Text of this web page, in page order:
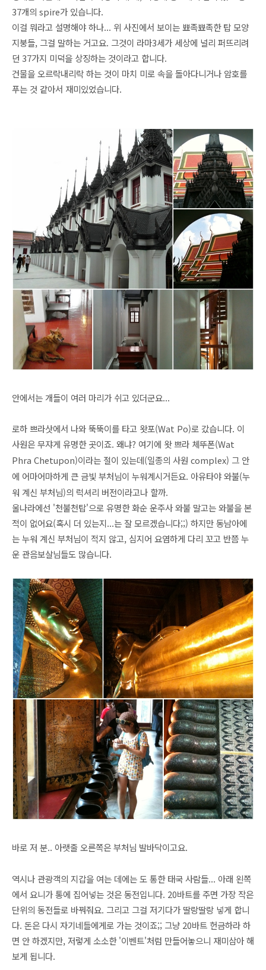
37개의 spire가 있습니다.
이걸 뭐라고 설명해야 하나... 위 사진에서 보이는 뾰족뾰족한 탑 모양
지붕들, 그걸 말하는 거고요. 그것이 라마3세가 세상에 널리 퍼뜨리려
던 37가지 미덕을 상징하는 것이라고 합니다.
건물을 오르락내리락 하는 것이 마치 미로 속을 돌아다니거나 암호를
푸는 것 같아서 재미있었습니다.
안에서는 개들이 여러 마리가 쉬고 있더군요...
로하 쁘라삿에서 나와 뚝뚝이를 타고 왓포(Wat Po)로 갔습니다. 이
사원은 무쟈게 유명한 곳이죠. 왜냐? 여기에 왓 쁘라 체뚜폰(Wat
Phra Chetupon)이라는 절이 있는데(일종의 사원 complex) 그 안
에 어마어마하게 큰 금빛 부처님이 누워계시거든요. 아유타야 와불(누
워 계신 부처님)의 럭셔리 버전이라고나 할까.
울나라에선 '천불천탑'으로 유명한 화순 운주사 와불 말고는 와불을 본
적이 없어요(혹시 더 있는지...는 잘 모르겠습니다;;) 하지만 동남아에
는 누워 계신 부처님이 적지 않고, 심지어 요염하게 다리 꼬고 반쯤 누
운 관음보살님들도 많습니다.
바로 저 분.. 아랫줄 오른쪽은 부처님 발바닥이고요.
역시나 관광객의 지갑을 여는 데에는 도 통한 태국 사람들... 아래 왼쪽
에서 요니가 통에 집어넣는 것은 동전입니다. 20바트를 주면 가장 작은
단위의 동전들로 바꿔줘요. 그리고 그걸 저기다가 딸랑딸랑 넣게 합니
다. 돈은 다시 자기네들에게로 가는 것이죠;; 그냥 20바트 헌금하라 하
면 안 하겠지만, 저렇게 소소한 '이벤트'처럼 만들어놓으니 재미삼아 해
보게 됩니다.